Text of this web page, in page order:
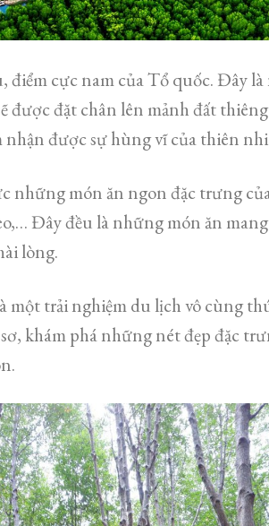
điểm cực nam của Tổ quốc. Đây
được đặt chân lên mảnh đất
được sự hùng vĩ của thiên
những món ăn ngon đặc trưng
Đây đều là những món ăn
lòng.
trải nghiệm du lịch vô cùng
khám phá những nét đẹp đặc